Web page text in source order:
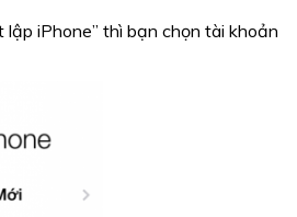
lập iPhone” thì bạn chọn tài khoản